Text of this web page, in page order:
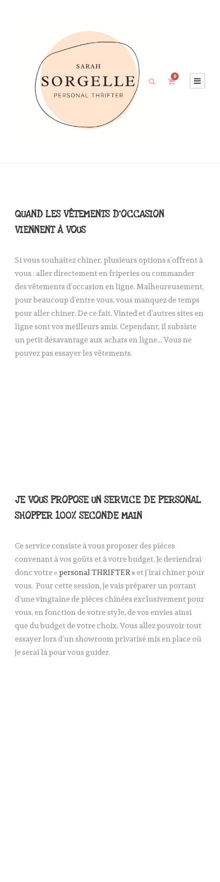
0
QUAND LES VÊTEMENTS D'OCCASION
VIENNENT À VOUS
Si vous souhaitez chiner, plusieurs options s’offrent à
vous : aller directement enfriperiesou commander
desvêtements d’occasionen ligne. Malheureusement,
pour beaucoup d’entre vous, vous manquez de temps
pour allerchiner. De ce fait,Vintedet d’autres sites en
ligne sont vos meilleurs amis. Cependant, il subsiste
un petit désavantage aux achats en ligne…Vous ne
pouvez pas essayer les vêtements.
JE VOUS PROPOSE UN SERVICE DE PERSONAL
SHOPPER 100% SECONDE MAIN
Ce service consiste à vous proposer des pièces
convenant à vos goûts et à votre budget. Je deviendrai
donc votre «personal THRIFTER » et j’irai chiner pour
vous. Pour cette session, je vais préparer un portant
d’une vingtaine de pièces chinées exclusivement pour
vous, en fonction de votre style, de vos envies ainsi
que du budget de votre choix. Vous allez pouvoir tout
essayer lors d’un showroom privatisé mis en place où
je serai là pour vous guider.